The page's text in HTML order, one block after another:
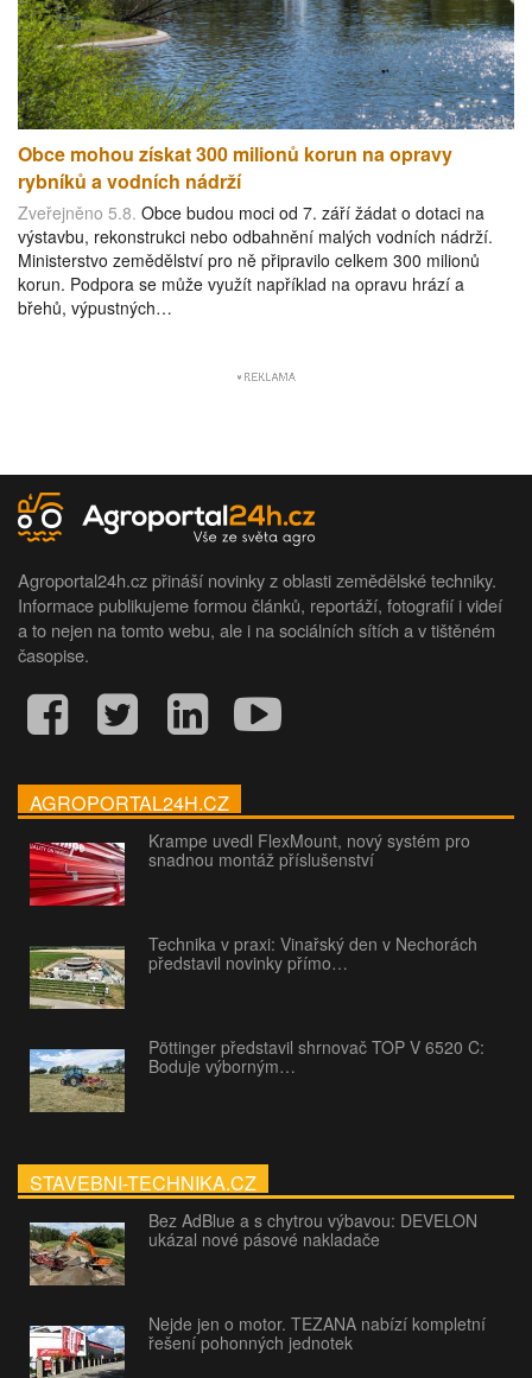
Obce mohou získat 300 milionů korun na opravy
rybníků a vodních nádrží
Zveřejněno 5.8. Obce budou moci od 7. září žádat o dotaci na
výstavbu, rekonstrukci nebo odbahnění malých vodních nádrží.
Ministerstvo zemědělství pro ně připravilo celkem 300 milionů
korun. Podpora se může využít například na opravu hrází a
břehů, výpustných…
Agroportal24h.cz přináší novinky z oblasti zemědělské techniky.
Informace publikujeme formou článků, reportáží, fotografií i videí
a to nejen na tomto webu, ale i na sociálních sítích a v tištěném
časopise.
AGROPORTAL24H.CZ
Krampe uvedl FlexMount, nový systém pro
snadnou montáž příslušenství
Technika v praxi: Vinařský den v Nechorách
představil novinky přímo…
Pöttinger představil shrnovač TOP V 6520 C:
Boduje výborným…
STAVEBNI-TECHNIKA.CZ
Bez AdBlue a s chytrou výbavou: DEVELON
ukázal nové pásové nakladače
Nejde jen o motor. TEZANA nabízí kompletní
řešení pohonných jednotek